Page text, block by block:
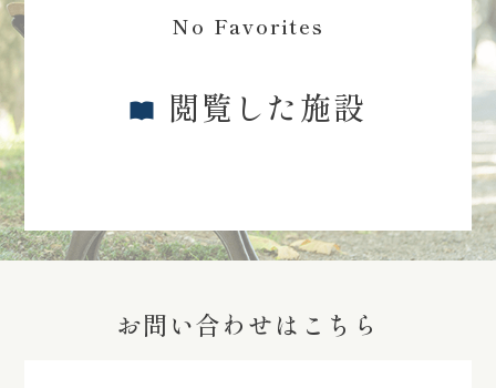
No Favorites
閲覧した施設
お問い合わせはこちら